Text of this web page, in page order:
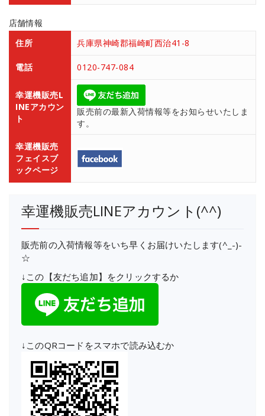
店舗情報
住所
兵庫県神崎郡福崎町西治41-8
電話 0120-747-084
幸運機販売L
INEアカウン
ト
販売前の最新入荷情報等をお知らせいたしま
す。
幸運機販売
フェイスブ
ックページ
幸運機販売LINEアカウント(^^)
販売前の入荷情報等をいち早くお届けいたします(^_-)-
☆
↓この【友だち追加】をクリックするか
↓このQRコードをスマホで読み込むか